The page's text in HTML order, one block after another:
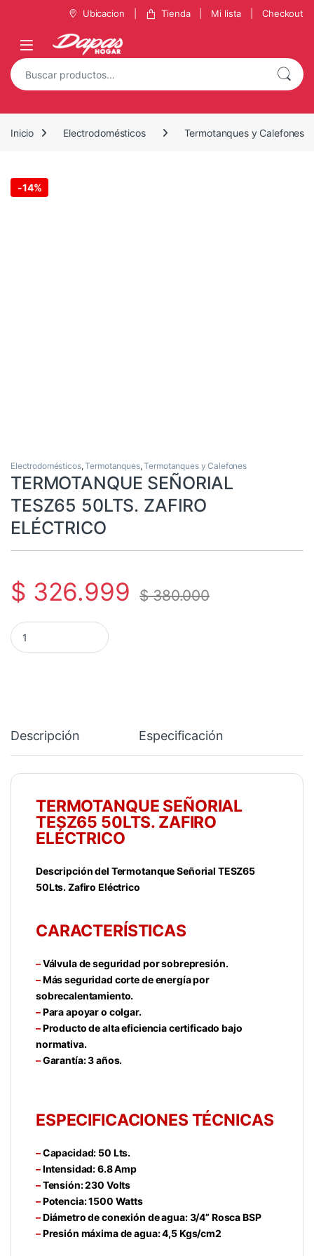
Saltar a la navegación
Saltar al contenido Ubicacion Tienda Mi lista Checkout
Buscar por:
Inicio Electrodomésticos Termotanques y Calefones
-14%
Electrodomésticos,Termotanques,Termotanques y Calefones
TERMOTANQUE SEÑORIAL
TESZ65 50LTS. ZAFIRO
ELÉCTRICO
$ 326.999 $380.000
TERMOTANQUE SEÑORIAL TESZ65 50LTS. ZAFIRO ELÉCTRICO
Descripción Especificación
TERMOTANQUE SEÑORIAL
TESZ65 50LTS. ZAFIRO
ELÉCTRICO
Descripción del Termotanque Señorial TESZ65
50Lts. Zafiro Eléctrico
CARACTERÍSTICAS
–Válvula de seguridad por sobrepresión.
–Más seguridad corte de energía por
sobrecalentamiento.
–Para apoyar o colgar.
–Producto de alta eficiencia certificado bajo
normativa.
–Garantía: 3 años.
ESPECIFICACIONES TÉCNICAS
–Capacidad: 50 Lts.
–Intensidad: 6.8 Amp
–Tensión: 230 Volts
–Potencia: 1500 Watts
–Diámetro de conexión de agua: 3/4” Rosca BSP
–Presión máxima de agua: 4,5 Kgs/cm2